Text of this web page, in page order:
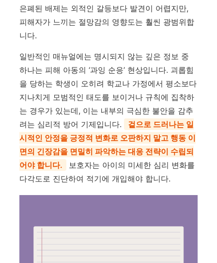
은폐된 배제는 외적인 갈등보다 발견이 어렵지만,
피해자가 느끼는 절망감의 영향도는 훨씬 광범위합
니다.
일반적인 매뉴얼에는 명시되지 않는 깊은 정보 중
하나는 피해 아동의 ‘과잉 순응’ 현상입니다. 괴롭힘
을 당하는 학생이 오히려 학교나 가정에서 평소보다
지나치게 모범적인 태도를 보이거나 규칙에 집착하
는 경우가 있는데, 이는 내부의 극심한 불안을 감추
려는 심리적 방어 기제입니다.
겉으로 드러나는 일
시적인 안정을 긍정적 변화로 오판하지 말고 행동 이
면의 긴장감을 면밀히 파악하는 대응 전략이 수립되
어야 합니다.
보호자는 아이의 미세한 심리 변화를
다각도로 진단하여 적기에 개입해야 합니다.